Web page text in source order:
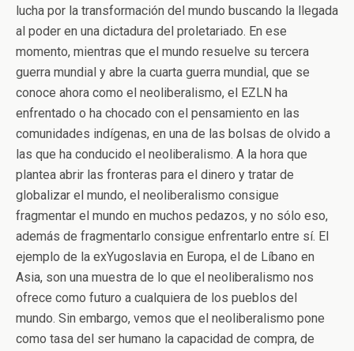
lucha por la transformación del mundo buscando la llegada
al poder en una dictadura del proletariado. En ese
momento, mientras que el mundo resuelve su tercera
guerra mundial y abre la cuarta guerra mundial, que se
conoce ahora como el neoliberalismo, el EZLN ha
enfrentado o ha chocado con el pensamiento en las
comunidades indígenas, en una de las bolsas de olvido a
las que ha conducido el neoliberalismo. A la hora que
plantea abrir las fronteras para el dinero y tratar de
globalizar el mundo, el neoliberalismo consigue
fragmentar el mundo en muchos pedazos, y no sólo eso,
además de fragmentarlo consigue enfrentarlo entre sí. El
ejemplo de la exYugoslavia en Europa, el de Líbano en
Asia, son una muestra de lo que el neoliberalismo nos
ofrece como futuro a cualquiera de los pueblos del
mundo. Sin embargo, vemos que el neoliberalismo pone
como tasa del ser humano la capacidad de compra, de